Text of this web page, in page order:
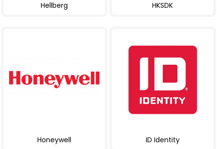
Hellberg HKSDK
Honeywell ID Identity